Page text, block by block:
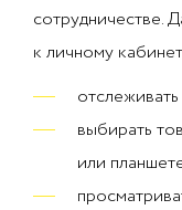
сотрудничестве.
к личному
выбирать
или